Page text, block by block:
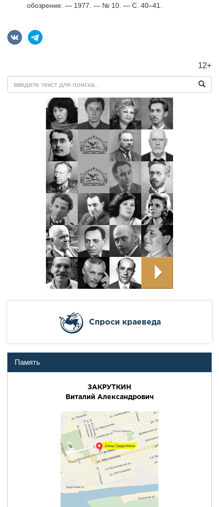
обозрение. — 1977. — № 10. — С. 40–41.
12+
Cпроси краеведа
Память
ЗАКРУТКИН
Виталий Александрович